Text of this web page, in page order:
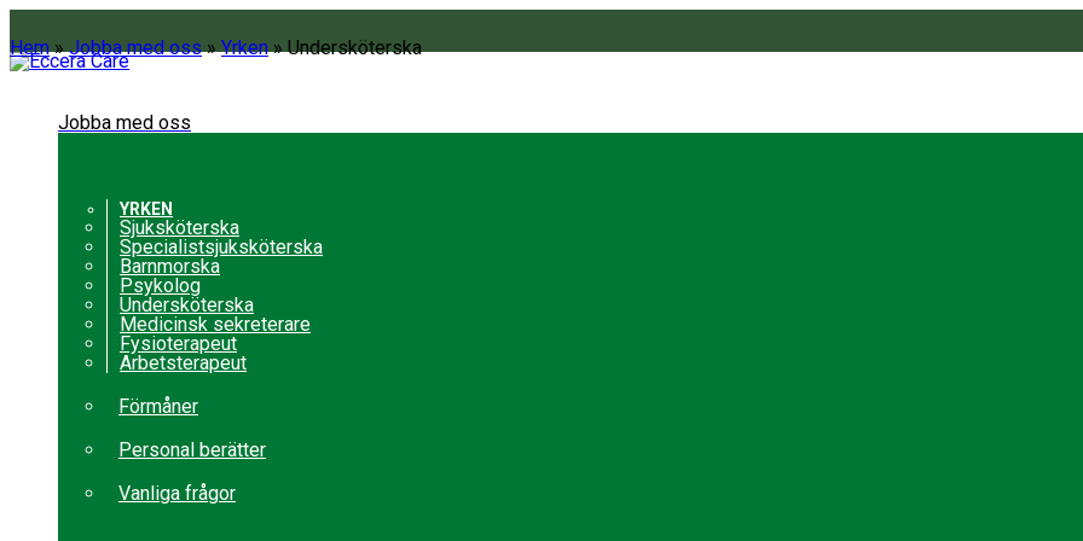
Jobba med oss
YRKEN
Sjuksköterska
Specialistsjuksköterska
Barnmorska
Psykolog
Undersköterska
Medicinsk sekreterare
Fysioterapeut
Arbetsterapeut
Förmåner
Personal berätter
Vanliga frågor
Hem»Jobba med oss»Yrken»Undersköterska